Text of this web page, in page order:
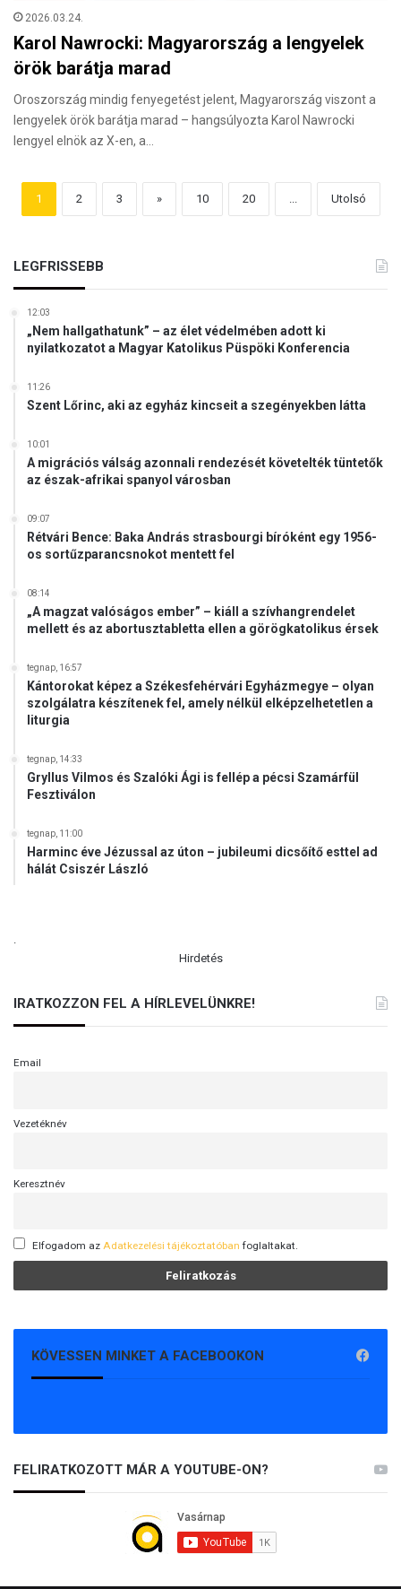
2026.03.24.
Karol Nawrocki: Magyarország a lengyelek
örök barátja marad
Oroszország mindig fenyegetést jelent, Magyarország viszont a
lengyelek örök barátja marad – hangsúlyozta Karol Nawrocki
lengyel elnök az X-en, a…
1 2 3 » 10 20 ... Utolsó
LEGFRISSEBB
12:03
„Nem hallgathatunk” – az élet védelmében adott ki
nyilatkozatot a Magyar Katolikus Püspöki Konferencia
11:26
Szent Lőrinc, aki az egyház kincseit a szegényekben látta
10:01
A migrációs válság azonnali rendezését követelték tüntetők
az észak-afrikai spanyol városban
09:07
Rétvári Bence: Baka András strasbourgi bíróként egy 1956-
os sortűzparancsnokot mentett fel
08:14
„A magzat valóságos ember” – kiáll a szívhangrendelet
mellett és az abortusztabletta ellen a görögkatolikus érsek
tegnap, 16:57
Kántorokat képez a Székesfehérvári Egyházmegye – olyan
szolgálatra készítenek fel, amely nélkül elképzelhetetlen a
liturgia
tegnap, 14:33
Gryllus Vilmos és Szalóki Ági is fellép a pécsi Szamárfül
Fesztiválon
tegnap, 11:00
Harminc éve Jézussal az úton – jubileumi dicsőítő esttel ad
hálát Csiszér László
.
Hirdetés
IRATKOZZON FEL A HÍRLEVELÜNKRE!
Email
Vezetéknév
Keresztnév
Elfogadom az Adatkezelési tájékoztatóban foglaltakat.
KÖVESSEN MINKET A FACEBOOKON
FELIRATKOZOTT MÁR A YOUTUBE-ON?